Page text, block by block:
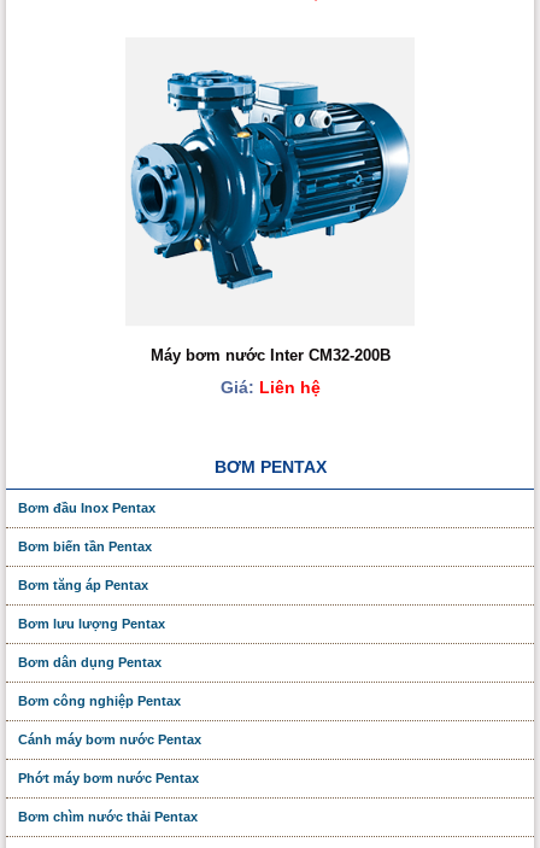
Máy bơm nước Inter CM32-200B
Giá: Liên hệ
BƠM PENTAX
Bơm đầu Inox Pentax
Bơm biến tần Pentax
Bơm tăng áp Pentax
Bơm lưu lượng Pentax
Bơm dân dụng Pentax
Bơm công nghiệp Pentax
Cánh máy bơm nước Pentax
Phớt máy bơm nước Pentax
Bơm chìm nước thải Pentax